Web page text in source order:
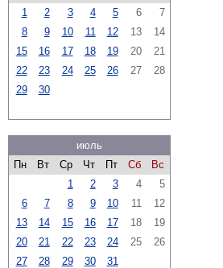
1
2 3 4 5 6
7
8
9 10 11 12 13
14
15
16 17 18 19 20
21
22
23 24 25 26 27
28
29
30
июль
Пн
Вт Ср Чт Пт Сб
Вс
1
2 3 4
5
6
7 8 9 10 11
12
13
14 15 16 17 18
19
20
21 22 23 24 25
26
27
28 29 30 31